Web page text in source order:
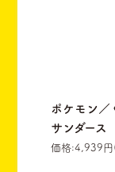
ポケモン／
サンダース
価格:4,939